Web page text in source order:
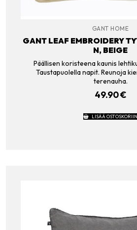
GANT HOME
GANT LEAF EMBROIDERY
N, BEIGE
Päällisen koristeena kaunis
Taustapuolella napit. Reunoja
terenauha.
49.90€
LISÄÄ OSTOSKORIIN